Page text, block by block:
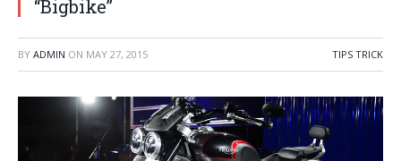
“Bigbike”
BY ADMIN ON MAY 27, 2015 TIPS TRICK